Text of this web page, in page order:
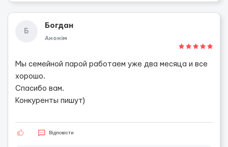
Б
Богдан
Анонім
Мы семейной парой работаем уже два месяца и все
хорошо.
Спасибо вам.
Конкуренты пишут)
Відповісти